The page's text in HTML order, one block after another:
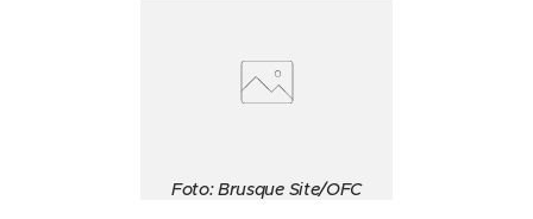
Foto: Brusque Site/OFC